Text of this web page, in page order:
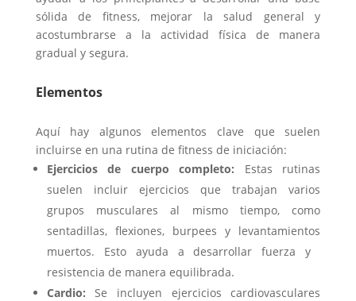
sólida de fitness, mejorar la salud general y
acostumbrarse a la actividad física de manera
gradual y segura.
Elementos
Aquí hay algunos elementos clave que suelen
incluirse en una rutina de fitness de iniciación:
Ejercicios de cuerpo completo: Estas rutinas
suelen incluir ejercicios que trabajan varios
grupos musculares al mismo tiempo, como
sentadillas, flexiones, burpees y levantamientos
muertos. Esto ayuda a desarrollar fuerza y ​​
resistencia de manera equilibrada.
Cardio: Se incluyen ejercicios cardiovasculares